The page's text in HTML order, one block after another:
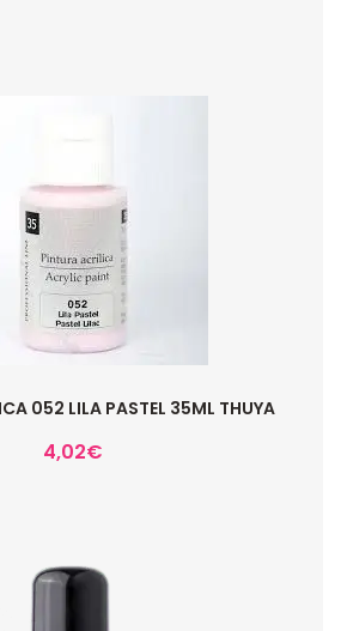
052 LILA PASTEL 35ML THUYA
4,02€